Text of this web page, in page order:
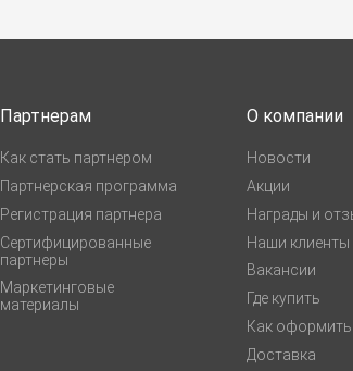
Партнерам
Как стать партнером
Партнерская программа
Регистрация партнера
Сертифицированные
партнеры
Маркетинговые
материалы
О компании
Новости
Акции
Награды и
Наши клиенты
Вакансии
Где купить
Как оформить
Доставка